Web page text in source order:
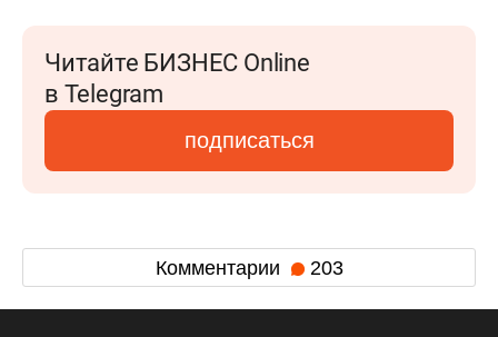
Читайте БИЗНЕС Online
в Telegram
подписаться
Комментарии 203